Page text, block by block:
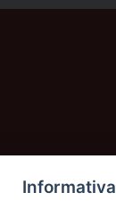
Informativa